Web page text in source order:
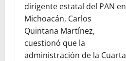
dirigente estatal del PAN en
Michoacán, Carlos
Quintana Martínez,
cuestionó que la
administración de la Cuarta